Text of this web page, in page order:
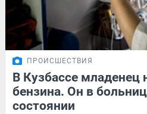
ПРОИСШЕСТВИЯ
В Кузбассе младенец
бензина. Он в
состоянии